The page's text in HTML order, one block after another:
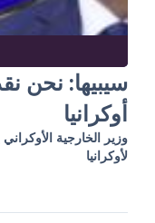
سيبيها: نحن
أوكرانيا
وزير الخارجية
لأوكرانيا